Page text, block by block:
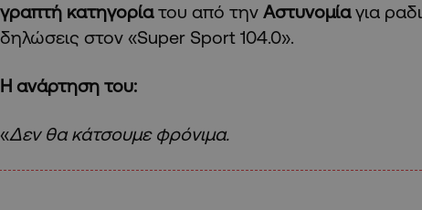
γραπτή κατηγορίατου από την Αστυνομίαγια
δηλώσεις στον «Super Sport 104.0».
Η ανάρτηση του:
«Δεν θα κάτσουμε φρόνιμα.